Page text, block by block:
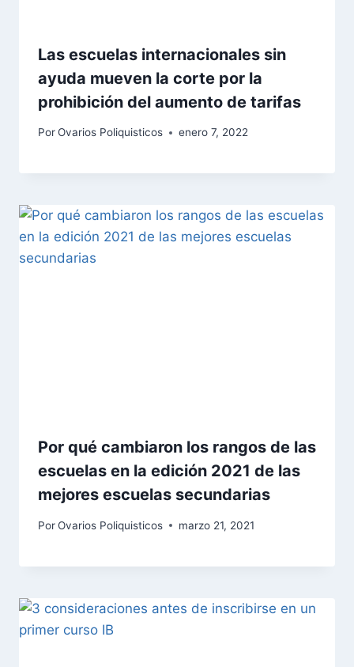
Las escuelas internacionales sin
ayuda mueven la corte por la
prohibición del aumento de tarifas
PorOvarios Poliquisticos enero 7, 2022
Por qué cambiaron los rangos de las
escuelas en la edición 2021 de las
mejores escuelas secundarias
PorOvarios Poliquisticos marzo 21, 2021